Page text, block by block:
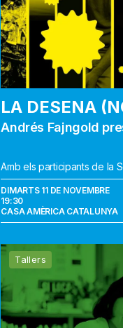
LA DESENA
Andrés Fajngold
Amb els participants de la
DIMARTS 11 DE NOVEMBRE
19:30
CASA AMÈRICA CATALUNYA
Com
es
narra
la
ràbia?
Tallers